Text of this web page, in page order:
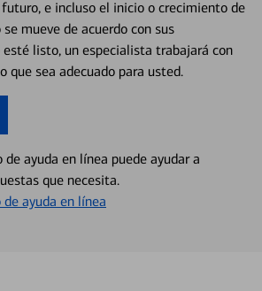
e incluso el inicio o crecimiento de
mueve de acuerdo con sus
esté listo, un especialista trabajará con
que sea adecuado para usted.
ayuda en línea puede ayudar a
que necesita.
ayuda en línea